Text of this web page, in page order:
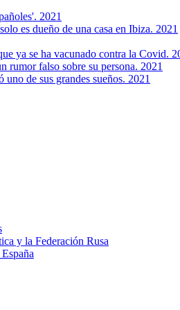
2021
es dueño de una casa en Ibiza. 2021
ya se ha vacunado contra la Covid.
rumor falso sobre su persona. 2021
de sus grandes sueños. 2021
y la Federación Rusa